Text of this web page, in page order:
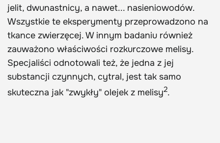
jelit, dwunastnicy, a nawet... nasieniowodów.
Wszystkie te eksperymenty przeprowadzono na
tkance zwierzęcej. W innym badaniu również
zauważono właściwości rozkurczowe melisy.
Specjaliści odnotowali też, że jedna z jej
substancji czynnych, cytral, jest tak samo
skuteczna jak "zwykły" olejek z melisy2.